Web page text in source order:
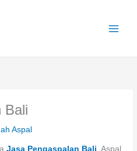
Bali
Aspal
Jasa Pengaspalan Bali, Aspal